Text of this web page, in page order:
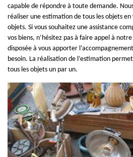
capable de répondre à toute demande.
réaliser une estimation de tous les objets
objets. Si vous souhaitez une assistance
vos biens, n’hésitez pas à faire appel à
disposée à vous apporter
besoin. La réalisation de l’estimation
tous les objets un par un.